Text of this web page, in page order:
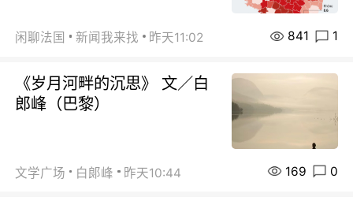
闲聊法国 新闻我来找 昨天11:02 841 1
《岁月河畔的沉思》 文／白
郎峰（巴黎）
文学广场 白郞峰 昨天10:44 169 0